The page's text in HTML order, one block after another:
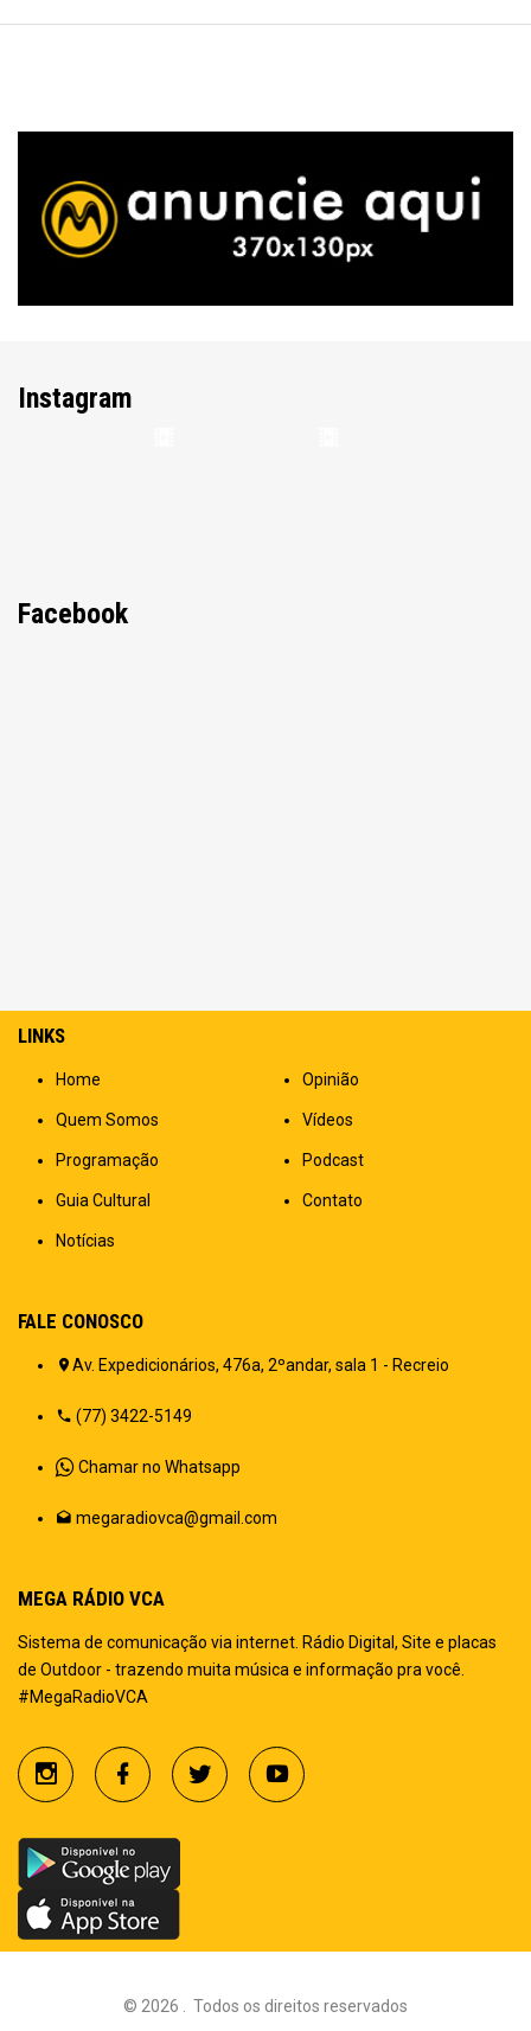
Instagram
Facebook
LINKS
Home
Quem Somos
Programação
Guia Cultural
Notícias
Opinião
Vídeos
Podcast
Contato
FALE CONOSCO
Av. Expedicionários, 476a, 2ºandar, sala 1 - Recreio
(77) 3422-5149
Chamar no Whatsapp
megaradiovca@gmail.com
MEGA RÁDIO VCA
Sistema de comunicação via internet. Rádio Digital, Site e placas
de Outdoor - trazendo muita música e informação pra você.
#MegaRadioVCA
© 2026 Todos os direitos reservados